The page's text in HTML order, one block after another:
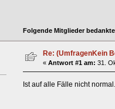
Folgende Mitglieder
Re: (UmfragenKein
« Antwort #1 am: 31.
Ist auf alle Fälle nicht